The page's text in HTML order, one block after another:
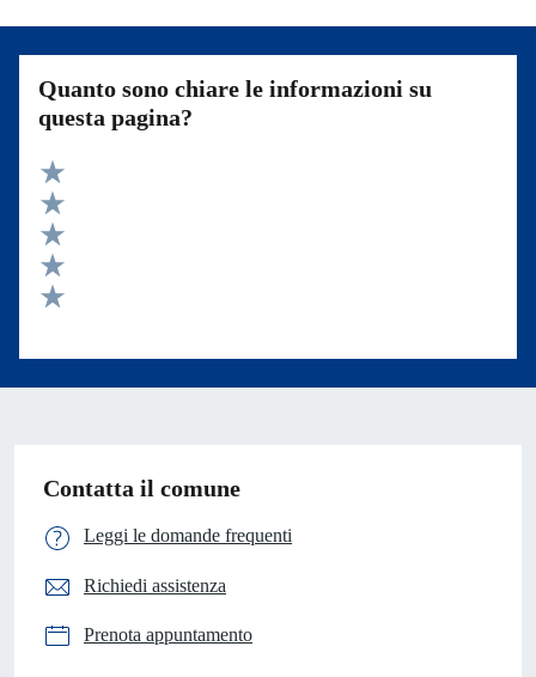
Quanto sono chiare le informazioni su
questa pagina?
Valuta 5 stelle su 5
Valuta 4 stelle su 5
Valuta 3 stelle su 5
Valuta 2 stelle su 5
Contatta il comune
Leggi le domande frequenti
Richiedi assistenza
Prenota appuntamento